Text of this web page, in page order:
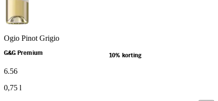
Ogio Pinot Grigio
G&G Premium 10% korting
6.56
0,75 l